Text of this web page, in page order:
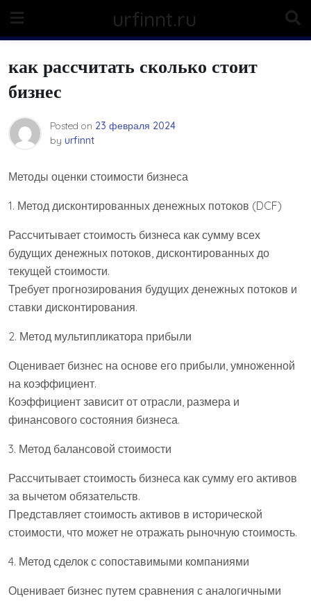
content
urfinnt.ru
как рассчитать сколько стоит
бизнес
Posted on 23 февраля 2024
by urfinnt
Методы оценки стоимости бизнеса
1. Метод дисконтированных денежных потоков (DCF)
Рассчитывает стоимость бизнеса как сумму всех
будущих денежных потоков, дисконтированных до
текущей стоимости.
Требует прогнозирования будущих денежных потоков и
ставки дисконтирования.
2. Метод мультипликатора прибыли
Оценивает бизнес на основе его прибыли, умноженной
на коэффициент.
Коэффициент зависит от отрасли, размера и
финансового состояния бизнеса.
3. Метод балансовой стоимости
Рассчитывает стоимость бизнеса как сумму его активов
за вычетом обязательств.
Представляет стоимость активов в исторической
стоимости, что может не отражать рыночную стоимость.
4. Метод сделок с сопоставимыми компаниями
Оценивает бизнес путем сравнения с аналогичными